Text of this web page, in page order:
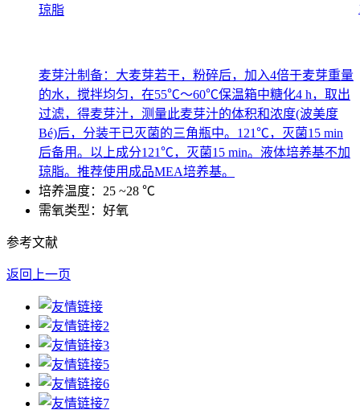
琼脂
麦芽汁制备：大麦芽若干，粉碎后，加入4倍于麦芽重量
的水，搅拌均匀，在55℃～60℃保温箱中糖化4 h，取出
过滤，得麦芽汁，测量此麦芽汁的体积和浓度(波美度
Bé)后，分装于已灭菌的三角瓶中。121℃，灭菌15 min
后备用。以上成分121℃，灭菌15 min。液体培养基不加
琼脂。推荐使用成品MEA培养基。
培养温度：25 ~28 ℃
需氧类型：好氧
参考文献
返回上一页